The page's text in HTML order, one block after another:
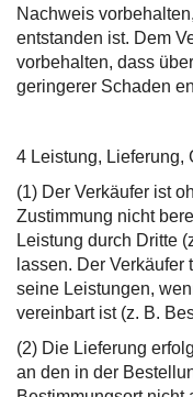
Nachweis
entstanden ist. Dem
vorbehalten, dass
geringerer Schaden
4 Leistung, Lieferung,
(1) Der Verkäufer ist
Zustimmung nicht
Leistung durch Dritte
lassen. Der
seine Leistungen,
vereinbart ist (z. B.
(2) Die Lieferung
an den in der